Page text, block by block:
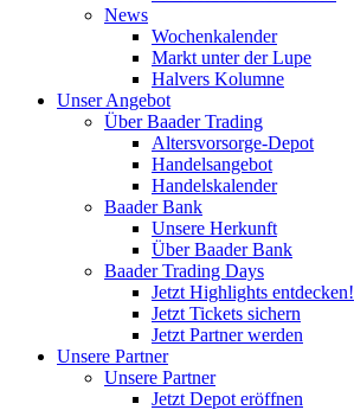
News
Wochenkalender
Markt unter der Lupe
Halvers Kolumne
Unser Angebot
Über Baader Trading
Altersvorsorge-Depot
Handelsangebot
Handelskalender
Baader Bank
Unsere Herkunft
Über Baader Bank
Baader Trading Days
Jetzt Highlights entdecken!
Jetzt Tickets sichern
Jetzt Partner werden
Unsere Partner
Unsere Partner
Jetzt Depot eröffnen